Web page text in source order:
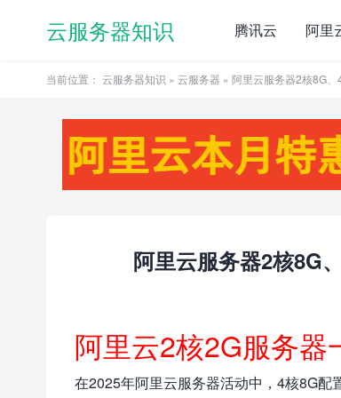
云服务器知识 腾讯云 阿里
当前位置： 云服务器知识 » 云服务器 » 阿里云服务器2核8G
阿里云服务器2核8G
阿里云2核2G服务
在2025年阿里云服务器活动中，4核8G